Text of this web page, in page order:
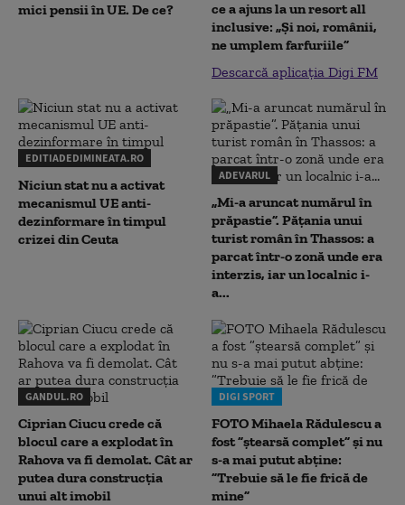
mici pensii în UE. De ce?
ce a ajuns la un resort all
inclusive: „Și noi, românii,
ne umplem farfuriile”
Descarcă aplicația Digi FM
EDITIADEDIMINEATA.RO
Niciun stat nu a activat
mecanismul UE anti-
dezinformare în timpul
crizei din Ceuta
ADEVARUL
„Mi-a aruncat numărul în
prăpastie”. Pățania unui
turist român în Thassos: a
parcat într-o zonă unde era
interzis, iar un localnic i-
a...
GANDUL.RO
Ciprian Ciucu crede că
blocul care a explodat în
Rahova va fi demolat. Cât ar
putea dura construcția
unui alt imobil
DIGI SPORT
FOTO Mihaela Rădulescu a
fost ”ștearsă complet” și nu
s-a mai putut abține:
”Trebuie să le fie frică de
mine”